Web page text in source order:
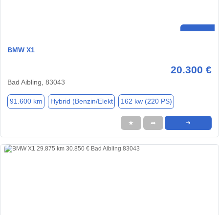
BMW X1
20.300 €
Bad Aibling, 83043
91.600 km Hybrid (Benzin/Elekt 162 kw (220 PS)
★ ➦ ➜